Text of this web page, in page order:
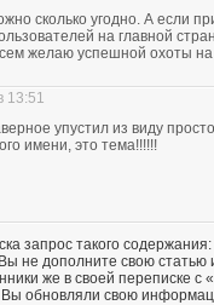
сколько угодно. А если
на главной
желаю успешной охоты
13:51
упустил из виду
имени, это тема!!!!!!
запрос такого
не дополните свою
же в своей переписке с
обновляли свою